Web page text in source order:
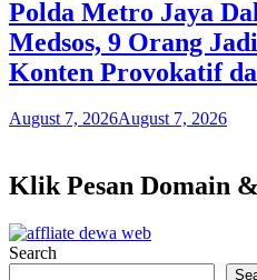
Polda Metro Jaya
Medsos, 9 Orang
Konten Provokatif
August 7, 2026August 7, 2026
Klik Pesan Domain
Search